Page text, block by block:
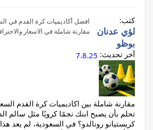
مقارنة شاملة في الاسعار
كتب:
لؤي عدنان
بوظو
آخر تحديث: 7.8.25
تحلم بأن يصبح ابنك نجمًا كرويًا مثل سالم
كريستيانو رونالدو؟ في السعودية، لم يعد